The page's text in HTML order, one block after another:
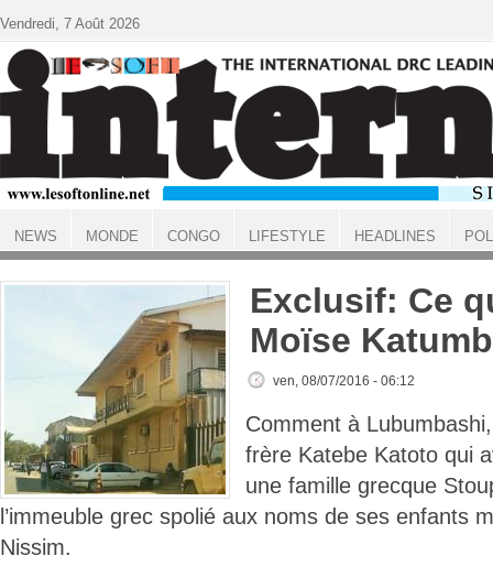
ACCUEIL
Exclusif: Ce
Moïse
ven, 08/07/2016 - 06:12
Comment à
frère Katebe Katoto qui
une famille grecque
l’immeuble grec spolié aux noms de ses enfants
Nissim.
Vendredi, 7 Août 2026
NEWS MONDE CONGO LIFESTYLE HEADLINES